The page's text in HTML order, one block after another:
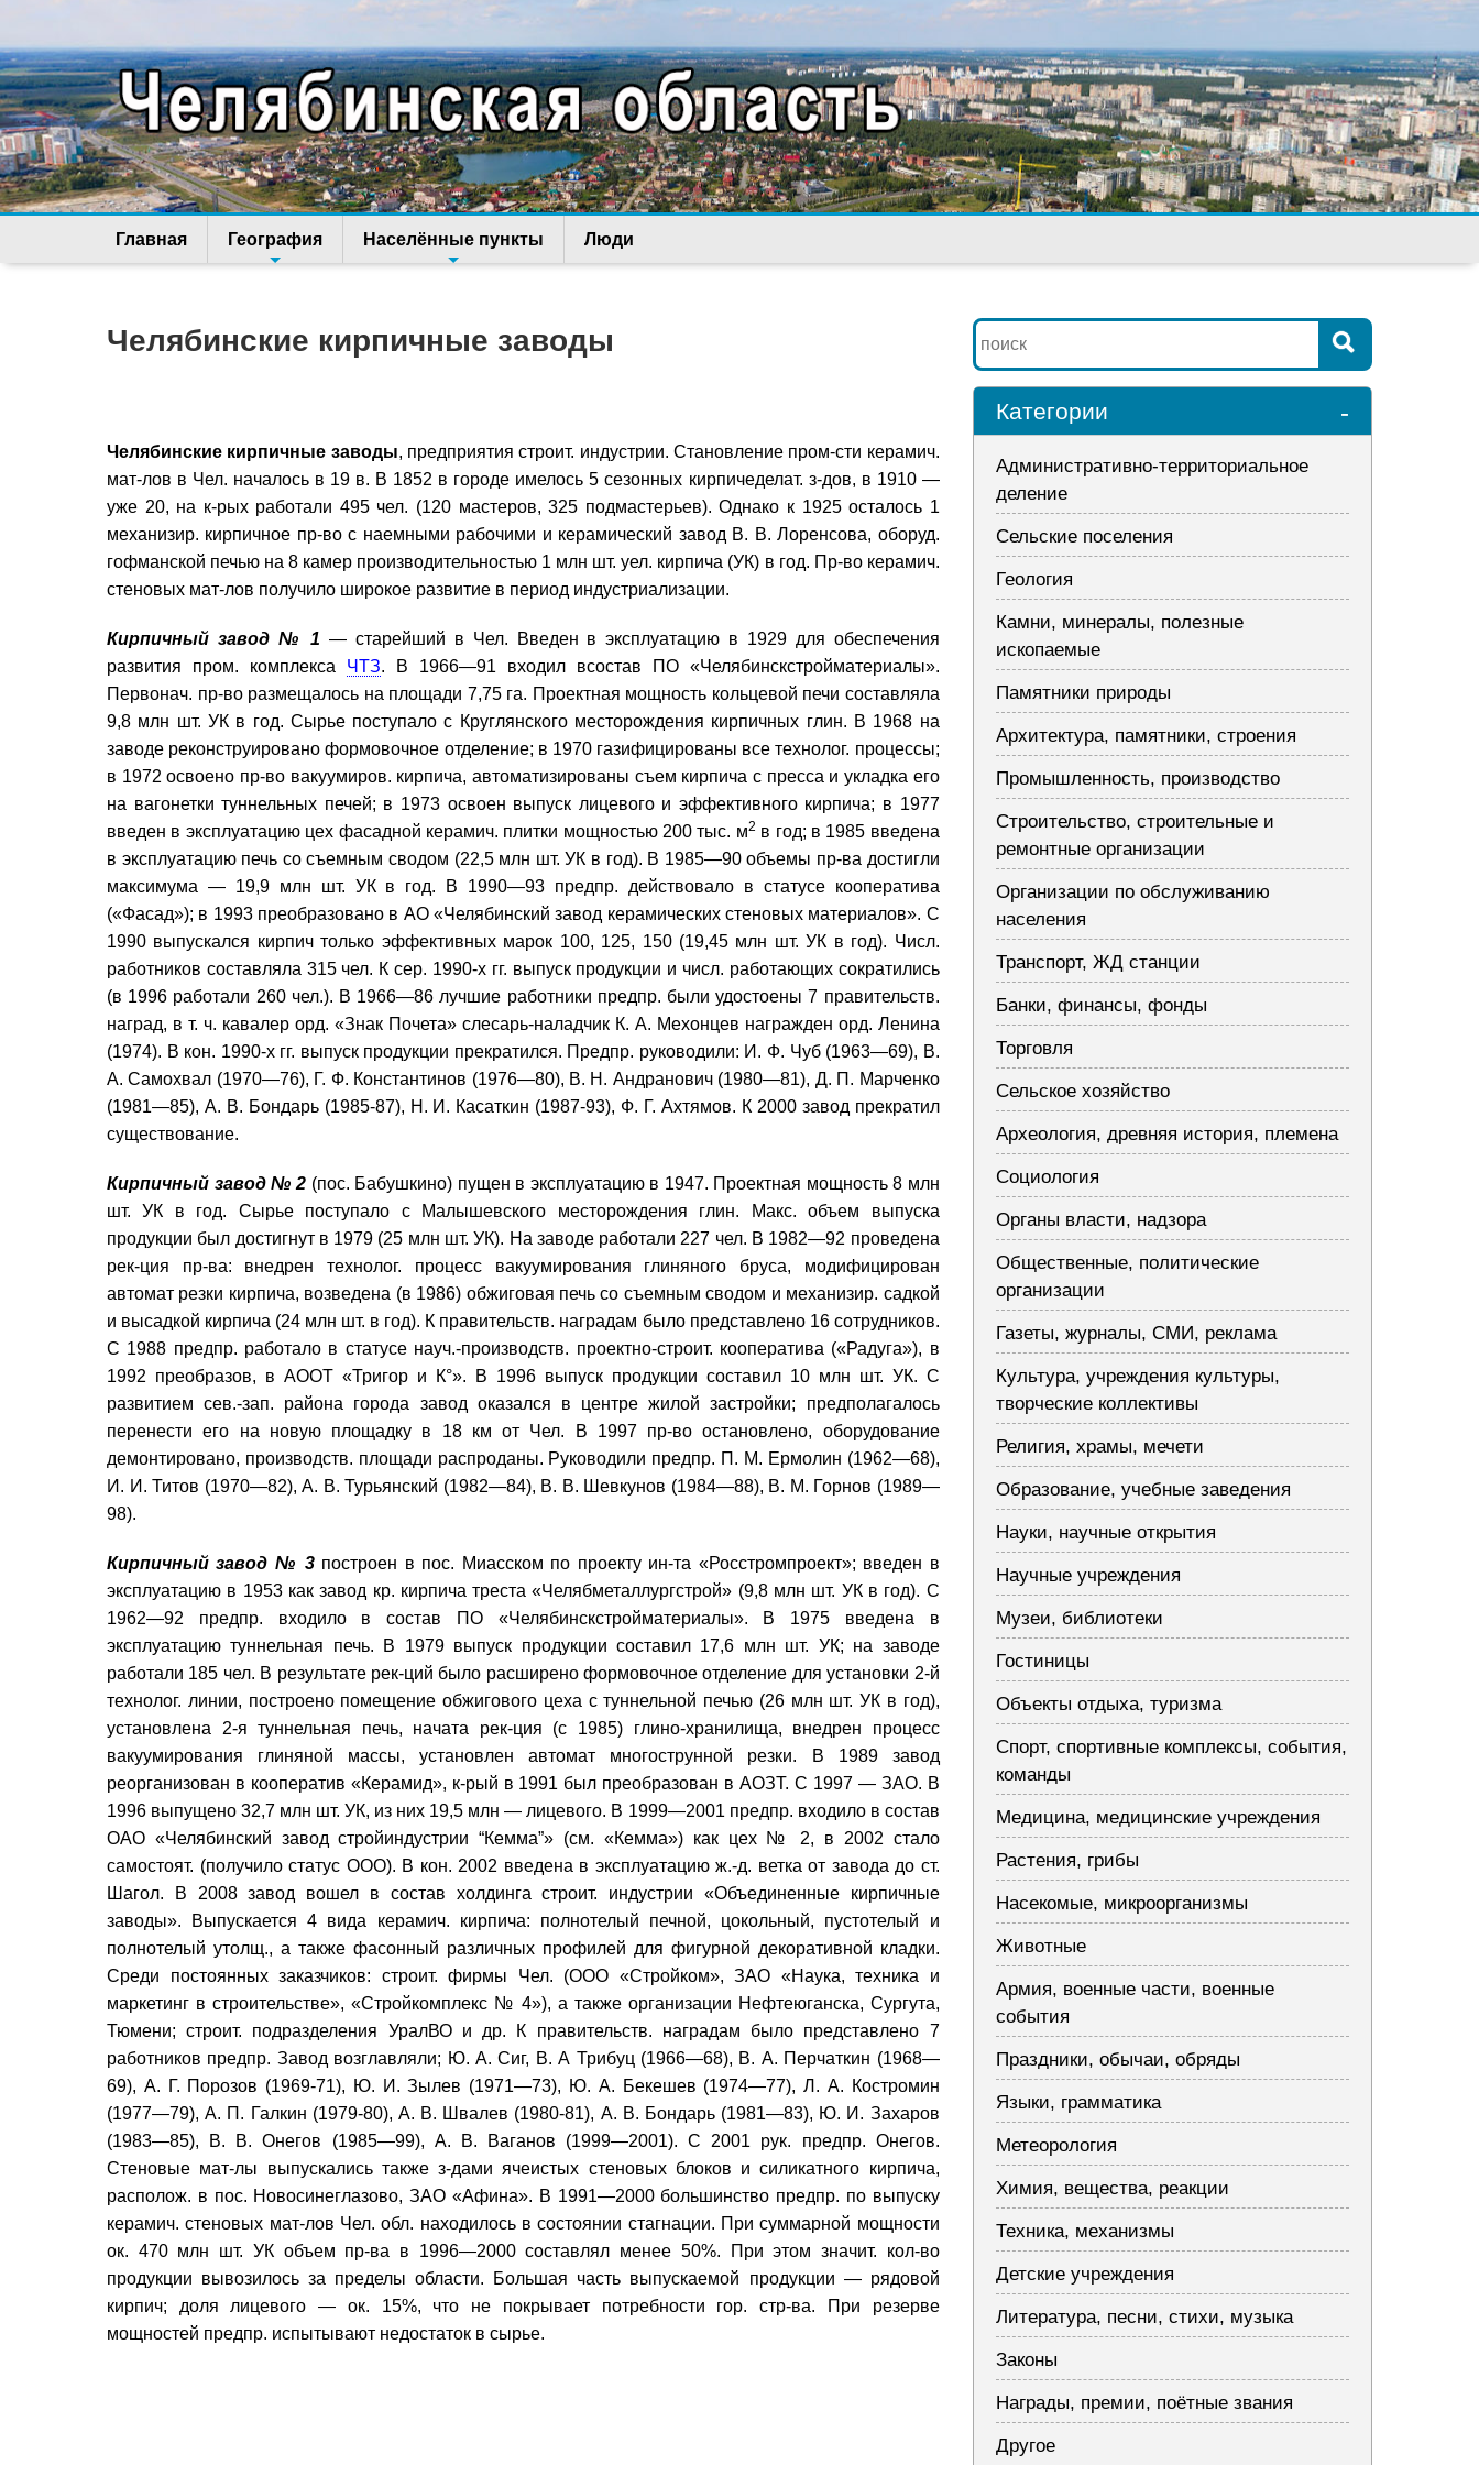
Главная География Населённые пункты Люди
Челябинские кирпичные заводы
Челябинские кирпичные заводы, предприятия строит. индустрии. Становление пром-сти керамич.
мат-лов в Чел. началось в 19 в. В 1852 в городе имелось 5 сезонных кирпичеделат. з-дов, в 1910 —
уже 20, на к-рых работали 495 чел. (120 мастеров, 325 подмастерьев). Однако к 1925 осталось 1
механизир. кирпичное пр-во с наемными рабочими и керамический завод В. В. Лоренсова, оборуд.
гофманской печью на 8 камер производительностью 1 млн шт. уел. кирпича (УК) в год. Пр-во керамич.
стеновых мат-лов получило широкое развитие в период индустриализации.
Кирпичный завод № 1 — старейший в Чел. Введен в эксплуатацию в 1929 для обеспечения
развития пром. комплекса ЧТЗ. В 1966—91 входил всостав ПО «Челябинскстройматериалы».
Первонач. пр-во размещалось на площади 7,75 га. Проектная мощность кольцевой печи составляла
9,8 млн шт. УК в год. Сырье поступало с Круглянского месторождения кирпичных глин. В 1968 на
заводе реконструировано формовочное отделение; в 1970 газифицированы все технолог. процессы;
в 1972 освоено пр-во вакуумиров. кирпича, автоматизированы съем кирпича с пресса и укладка его
на вагонетки туннельных печей; в 1973 освоен выпуск лицевого и эффективного кирпича; в 1977
введен в эксплуатацию цех фасадной керамич. плитки мощностью 200 тыс. м2 в год; в 1985 введена
в эксплуатацию печь со съемным сводом (22,5 млн шт. УК в год). В 1985—90 объемы пр-ва достигли
максимума — 19,9 млн шт. УК в год. В 1990—93 предпр. действовало в статусе кооператива
(«Фасад»); в 1993 преобразовано в АО «Челябинский завод керамических стеновых материалов». С
1990 выпускался кирпич только эффективных марок 100, 125, 150 (19,45 млн шт. УК в год). Числ.
работников составляла 315 чел. К сер. 1990-х гг. выпуск продукции и числ. работающих сократились
(в 1996 работали 260 чел.). В 1966—86 лучшие работники предпр. были удостоены 7 правительств.
наград, в т. ч. кавалер орд. «Знак Почета» слесарь-наладчик К. А. Мехонцев награжден орд. Ленина
(1974). В кон. 1990-х гг. выпуск продукции прекратился. Предпр. руководили: И. Ф. Чуб (1963—69), В.
А. Самохвал (1970—76), Г. Ф. Константинов (1976—80), В. Н. Андранович (1980—81), Д. П. Марченко
(1981—85), А. В. Бондарь (1985-87), Н. И. Касаткин (1987-93), Ф. Г. Ахтямов. К 2000 завод прекратил
существование.
Кирпичный завод № 2 (пос. Бабушкино) пущен в эксплуатацию в 1947. Проектная мощность 8 млн
шт. УК в год. Сырье поступало с Малышевского месторождения глин. Макс. объем выпуска
продукции был достигнут в 1979 (25 млн шт. УК). На заводе работали 227 чел. В 1982—92 проведена
рек-ция пр-ва: внедрен технолог. процесс вакуумирования глиняного бруса, модифицирован
автомат резки кирпича, возведена (в 1986) обжиговая печь со съемным сводом и механизир. садкой
и высадкой кирпича (24 млн шт. в год). К правительств. наградам было представлено 16 сотрудников.
С 1988 предпр. работало в статусе науч.-производств. проектно-строит. кооператива («Радуга»), в
1992 преобразов, в АООТ «Тригор и К°». В 1996 выпуск продукции составил 10 млн шт. УК. С
развитием сев.-зап. района города завод оказался в центре жилой застройки; предполагалось
перенести его на новую площадку в 18 км от Чел. В 1997 пр-во остановлено, оборудование
демонтировано, производств. площади распроданы. Руководили предпр. П. М. Ермолин (1962—68),
И. И. Титов (1970—82), А. В. Турьянский (1982—84), В. В. Шевкунов (1984—88), В. М. Горнов (1989—
98).
Кирпичный завод № 3построен в пос. Миасском по проекту ин-та «Росстромпроект»; введен в
эксплуатацию в 1953 как завод кр. кирпича треста «Челябметаллургстрой» (9,8 млн шт. УК в год). С
1962—92 предпр. входило в состав ПО «Челябинскстройматериалы». В 1975 введена в
эксплуатацию туннельная печь. В 1979 выпуск продукции составил 17,6 млн шт. УК; на заводе
работали 185 чел. В результате рек-ций было расширено формовочное отделение для установки 2-й
технолог. линии, построено помещение обжигового цеха с туннельной печью (26 млн шт. УК в год),
установлена 2-я туннельная печь, начата рек-ция (с 1985) глино-хранилища, внедрен процесс
вакуумирования глиняной массы, установлен автомат многострунной резки. В 1989 завод
реорганизован в кооператив «Керамид», к-рый в 1991 был преобразован в АОЗТ. С 1997 — ЗАО. В
1996 выпущено 32,7 млн шт. УК, из них 19,5 млн — лицевого. В 1999—2001 предпр. входило в состав
ОАО «Челябинский завод стройиндустрии “Кемма”» (см. «Кемма») как цех № 2, в 2002 стало
самостоят. (получило статус ООО). В кон. 2002 введена в эксплуатацию ж.-д. ветка от завода до ст.
Шагол. В 2008 завод вошел в состав холдинга строит. индустрии «Объединенные кирпичные
заводы». Выпускается 4 вида керамич. кирпича: полнотелый печной, цокольный, пустотелый и
полнотелый утолщ., а также фасонный различных профилей для фигурной декоративной кладки.
Среди постоянных заказчиков: строит. фирмы Чел. (ООО «Стройком», ЗАО «Наука, техника и
маркетинг в строительстве», «Стройкомплекс № 4»), а также организации Нефтеюганска, Сургута,
Тюмени; строит. подразделения УралВО и др. К правительств. наградам было представлено 7
работников предпр. Завод возглавляли; Ю. А. Сиг, В. А Трибуц (1966—68), В. А. Перчаткин (1968—
69), А. Г. Порозов (1969-71), Ю. И. Зылев (1971—73), Ю. А. Бекешев (1974—77), Л. А. Костромин
(1977—79), А. П. Галкин (1979-80), А. В. Швалев (1980-81), А. В. Бондарь (1981—83), Ю. И. Захаров
(1983—85), В. В. Онегов (1985—99), А. В. Ваганов (1999—2001). С 2001 рук. предпр. Онегов.
Стеновые мат-лы выпускались также з-дами ячеистых стеновых блоков и силикатного кирпича,
располож. в пос. Новосинеглазово, ЗАО «Афина». В 1991—2000 большинство предпр. по выпуску
керамич. стеновых мат-лов Чел. обл. находилось в состоянии стагнации. При суммарной мощности
ок. 470 млн шт. УК объем пр-ва в 1996—2000 составлял менее 50%. При этом значит. кол-во
продукции вывозилось за пределы области. Большая часть выпускаемой продукции — рядовой
кирпич; доля лицевого — ок. 15%, что не покрывает потребности гор. стр-ва. При резерве
мощностей предпр. испытывают недостаток в сырье.
Категории -
Административно-территориальное
деление
Сельские поселения
Геология
Камни, минералы, полезные
ископаемые
Памятники природы
Архитектура, памятники, строения
Промышленность, производство
Строительство, строительные и
ремонтные организации
Организации по обслуживанию
населения
Транспорт, ЖД станции
Банки, финансы, фонды
Торговля
Сельское хозяйство
Археология, древняя история, племена
Социология
Органы власти, надзора
Общественные, политические
организации
Газеты, журналы, СМИ, реклама
Культура, учреждения культуры,
творческие коллективы
Религия, храмы, мечети
Образование, учебные заведения
Науки, научные открытия
Научные учреждения
Музеи, библиотеки
Гостиницы
Объекты отдыха, туризма
Спорт, спортивные комплексы, события,
команды
Медицина, медицинские учреждения
Растения, грибы
Насекомые, микроорганизмы
Животные
Армия, военные части, военные
события
Праздники, обычаи, обряды
Языки, грамматика
Метеорология
Химия, вещества, реакции
Техника, механизмы
Детские учреждения
Литература, песни, стихи, музыка
Законы
Награды, премии, поётные звания
Другое